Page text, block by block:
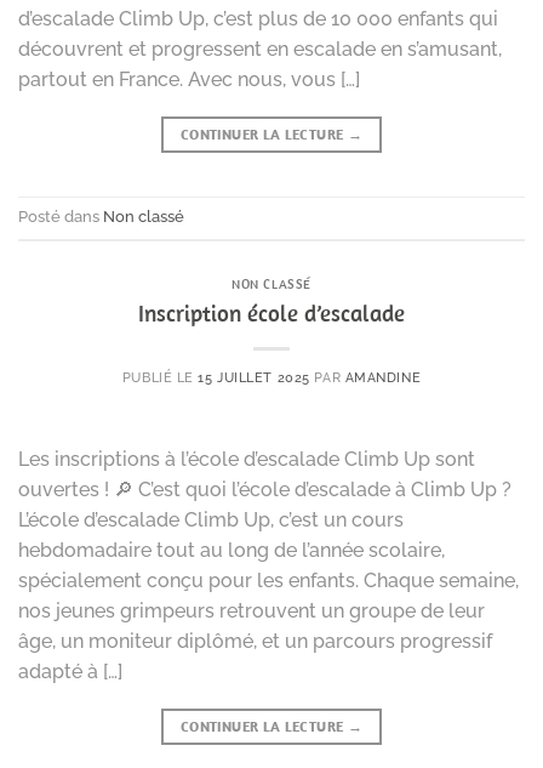
d’escalade Climb Up, c’est plus de 10 000 enfants qui
découvrent et progressent en escalade en s’amusant,
partout en France. Avec nous, vous […]
CONTINUER LA LECTURE →
Posté dans Non classé
NON CLASSÉ
Inscription école d’escalade
PUBLIÉ LE15 JUILLET 2025 PAR AMANDINE
Les inscriptions à l’école d’escalade Climb Up sont
ouvertes ! 🔎 C’est quoi l’école d’escalade à Climb Up ?
L’école d’escalade Climb Up, c’est un cours
hebdomadaire tout au long de l’année scolaire,
spécialement conçu pour les enfants. Chaque semaine,
nos jeunes grimpeurs retrouvent un groupe de leur
âge, un moniteur diplômé, et un parcours progressif
adapté à […]
CONTINUER LA LECTURE →